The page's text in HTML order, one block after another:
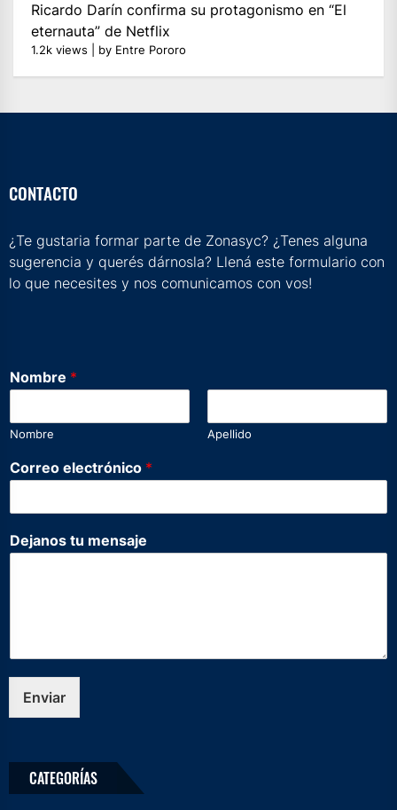
Ricardo Darín confirma su protagonismo en “El
eternauta” de Netflix
1.2k views by Entre Pororo
CONTACTO
¿Te gustaria formar parte de Zonasyc? ¿Tenes alguna
sugerencia y querés dárnosla? Llená este formulario con
lo que necesites y nos comunicamos con vos!
Nombre *
Nombre Apellido
N
o
b
e
r
*
Correo electrónico *
Dejanos tu mensaje
Enviar
CATEGORÍAS